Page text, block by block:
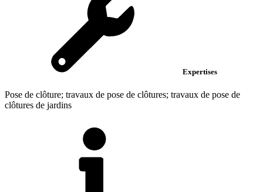
Expertises
Pose de clôture; travaux de pose de clôtures; travaux de pose de
clôtures de jardins